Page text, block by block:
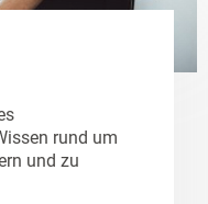
rund um
und zu